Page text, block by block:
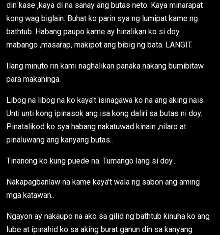
din kase ,kaya di na sanay ang butas neto. Kaya minarapat
kong wag biglain. Buhat ko parin sya ng lumipat kame ng
bathtub. Habang paupo kame ay hinalikan ko si doy ..
mabango ,masarap, makipot ang bibig ng bata. LANGIT.
Ilang minuto rin kami naghalikan panaka nakang bumibitaw
para makahinga.
Libog na libog na ko kaya't isinagawa ko na ang aking nais.
Unti unti kong ipinasok ang isa kong daliri sa butas ni doy.
Pinatalikod ko sya habang nakatuwad kinain ,nilaro at
pinaluwang ang kanyang butas..
Tinanong ko kung puede na. Tumango lang si doy...
Nakapagbanlaw na kame kaya't wala ng sabon ang aming
mga katawan..
Ngayon ay nakaupo na ako sa gilid ng bathtub kinuha ko ang
lube at ipinahid ko sa aking burat ganun din sa kanyang